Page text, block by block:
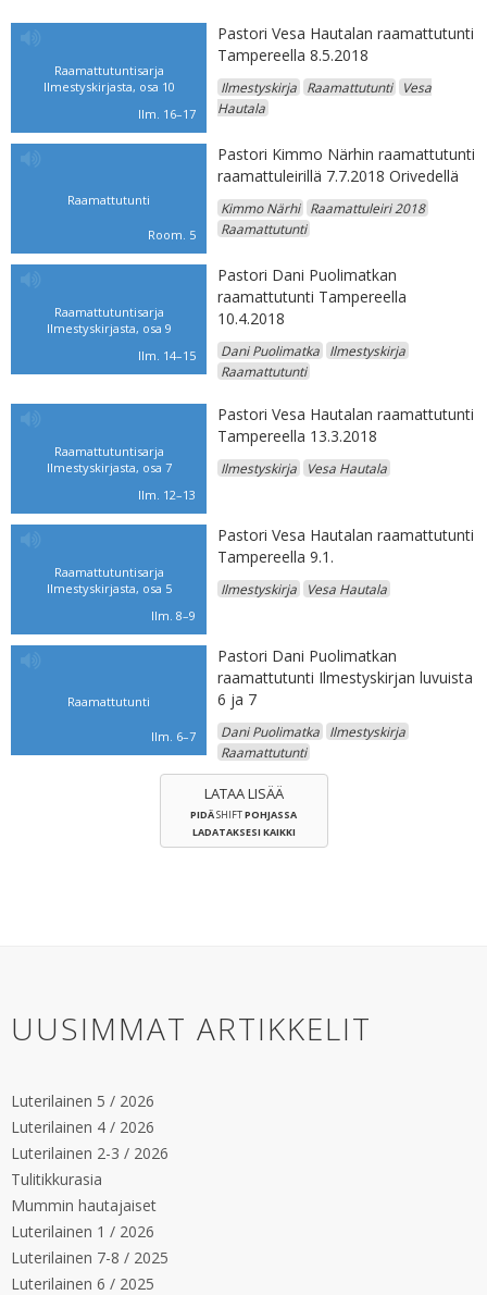
Raamattutuntisarja
Ilmestyskirjasta, osa 10
Ilm. 16–17
Pastori Vesa Hautalan raamattutunti
Tampereella 8.5.2018
Ilmestyskirja Raamattutunti
Vesa
Hautala
Raamattutunti
Room. 5
Pastori Kimmo Närhin raamattutunti
raamattuleirillä 7.7.2018 Orivedellä
Kimmo Närhi
Raamattuleiri 2018
Raamattutunti
Raamattutuntisarja
Ilmestyskirjasta, osa 9
Ilm. 14–15
Pastori Dani Puolimatkan
raamattutunti Tampereella
10.4.2018
Dani Puolimatka
Ilmestyskirja
Raamattutunti
Raamattutuntisarja
Ilmestyskirjasta, osa 7
Ilm. 12–13
Pastori Vesa Hautalan raamattutunti
Tampereella 13.3.2018
Ilmestyskirja Vesa Hautala
Raamattutuntisarja
Ilmestyskirjasta, osa 5
Ilm. 8–9
Pastori Vesa Hautalan raamattutunti
Tampereella 9.1.
Ilmestyskirja Vesa Hautala
Raamattutunti
Ilm. 6–7
Pastori Dani Puolimatkan
raamattutunti Ilmestyskirjan luvuista
6 ja 7
Dani Puolimatka
Ilmestyskirja
Raamattutunti
LATAA LISÄÄ
PIDÄSHIFTPOHJASSA
LADATAKSESI KAIKKI
UUSIMMAT ARTIKKELIT
Luterilainen 5 / 2026
Luterilainen 4 / 2026
Luterilainen 2-3 / 2026
Tulitikkurasia
Mummin hautajaiset
Luterilainen 1 / 2026
Luterilainen 7-8 / 2025
Luterilainen 6 / 2025